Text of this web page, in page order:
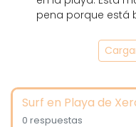
pena porque está
Surf en Playa de
0 respuestas